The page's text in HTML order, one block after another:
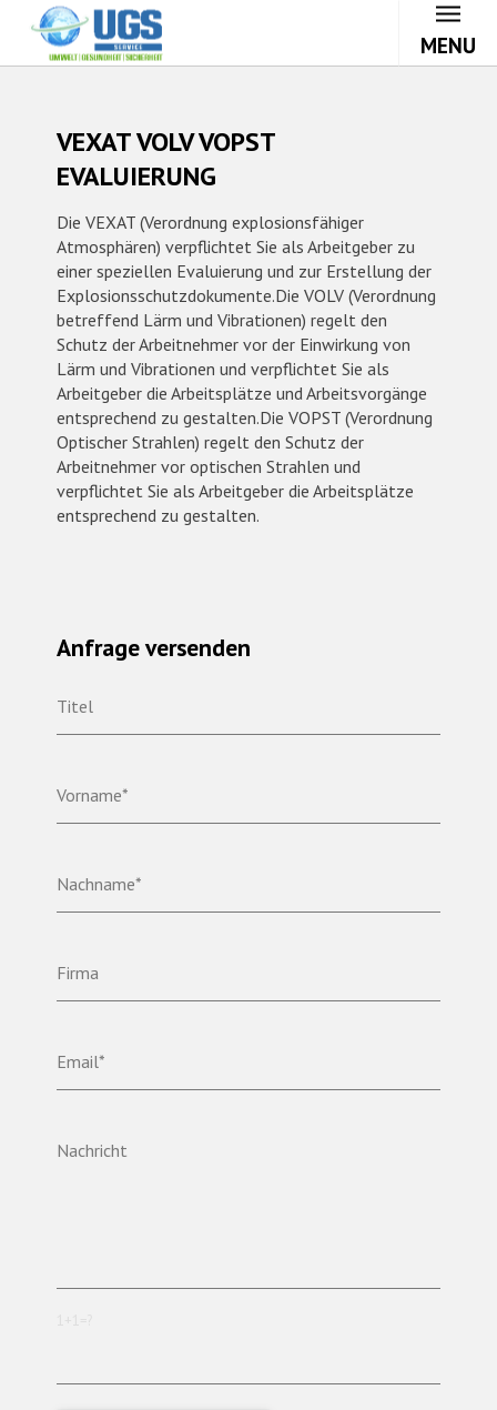
MENU
VEXAT VOLV VOPST
EVALUIERUNG
Die VEXAT (Verordnung explosionsfähiger
Atmosphären) verpflichtet Sie als Arbeitgeber zu
einer speziellen Evaluierung und zur Erstellung der
Explosionsschutzdokumente.Die VOLV (Verordnung
betreffend Lärm und Vibrationen) regelt den
Schutz der Arbeitnehmer vor der Einwirkung von
Lärm und Vibrationen und verpflichtet Sie als
Arbeitgeber die Arbeitsplätze und Arbeitsvorgänge
entsprechend zu gestalten.Die VOPST (Verordnung
Optischer Strahlen) regelt den Schutz der
Arbeitnehmer vor optischen Strahlen und
verpflichtet Sie als Arbeitgeber die Arbeitsplätze
entsprechend zu gestalten.
Anfrage versenden
Titel
Vorname*
Nachname*
Firma
Email*
Nachricht